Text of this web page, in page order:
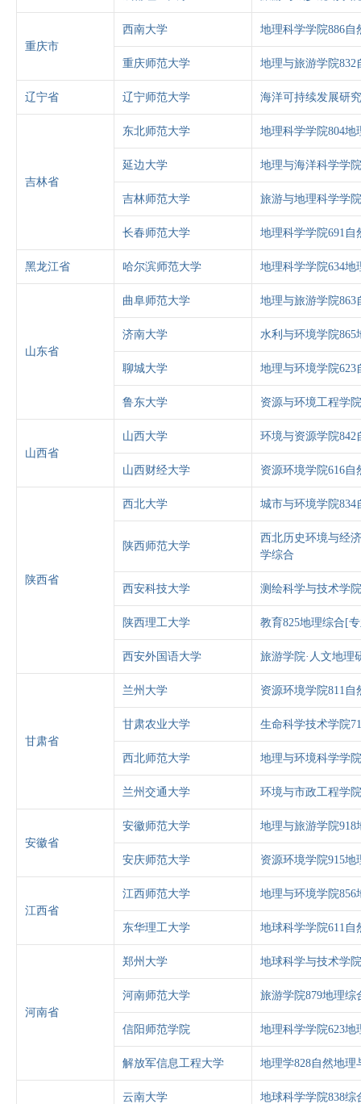
重庆市
西南大学 地理科学学院886自
重庆师范大学 地理与旅游学院832
辽宁省 辽宁师范大学 海洋可持续发展研
吉林省
东北师范大学 地理科学学院804地
延边大学 地理与海洋科学学
吉林师范大学 旅游与地理科学学
长春师范大学 地理科学学院691自
黑龙江省 哈尔滨师范大学 地理科学学院634地
山东省
曲阜师范大学 地理与旅游学院863
济南大学 水利与环境学院
聊城大学 地理与环境学院623
鲁东大学 资源与环境工程学
山西省
山西大学 环境与资源学院842
山西财经大学 资源环境学院616自
陕西省
西北大学 城市与环境学院834
陕西师范大学
西北历史环境与经
学综合
西安科技大学 测绘科学与技术学
陕西理工大学 教育825地理综合[
西安外国语大学 旅游学院·人文地理
甘肃省
兰州大学 资源环境学院811自
甘肃农业大学 生命科学技术学院
西北师范大学 地理与环境科学学
兰州交通大学 环境与市政工程学
安徽省
安徽师范大学 地理与旅游学院918
安庆师范大学 资源环境学院915
江西省
江西师范大学 地理与环境学院856
东华理工大学 地球科学学院611自
河南省
郑州大学 地球科学与技术学
河南师范大学 旅游学院879地理综
信阳师范学院 地理科学学院623地
解放军信息工程大学 地理学828自然地理
云南大学 地球科学学院838综